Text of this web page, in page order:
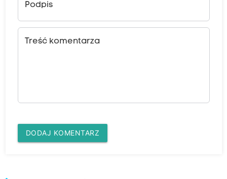
Podpis
Treść komentarza
DODAJ KOMENTARZ